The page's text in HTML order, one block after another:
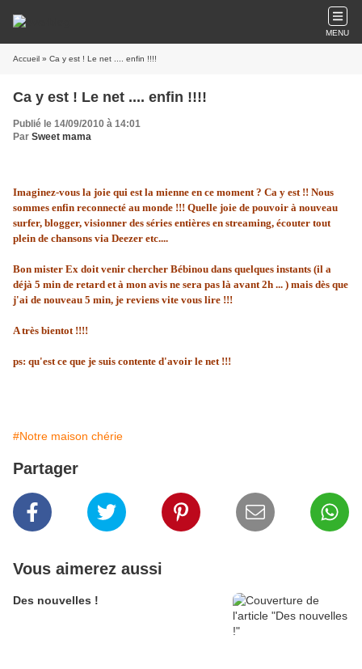
MENU
Accueil » Ca y est ! Le net .... enfin !!!!
Ca y est ! Le net .... enfin !!!!
Publié le 14/09/2010 à 14:01
Par Sweet mama
Imaginez-vous la joie qui est la mienne en ce moment ? Ca y est !! Nous
sommes enfin reconnecté au monde !!! Quelle joie de pouvoir à nouveau
surfer, blogger, visionner des séries entières en streaming, écouter tout
plein de chansons via Deezer etc....
Bon mister Ex doit venir chercher Bébinou dans quelques instants (il a
déjà 5 min de retard et à mon avis ne sera pas là avant 2h ... ) mais dès que
j'ai de nouveau 5 min, je reviens vite vous lire !!!
A très bientot !!!!
ps: qu'est ce que je suis contente d'avoir le net !!!
#Notre maison chérie
Partager
Vous aimerez aussi
Des nouvelles !